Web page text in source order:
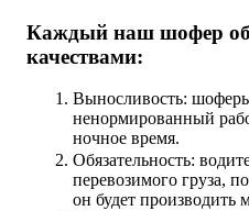
Каждый наш шофер
качествами:
Выносливость:
ненормированный
ночное время.
Обязательность:
перевозимого груза,
он будет производить